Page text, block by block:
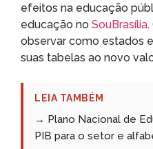
efeitos na educação
educação no SouBrasília.
observar como estados
suas tabelas ao novo
LEIA TAMBÉM
→ Plano Nacional de
PIB para o setor e